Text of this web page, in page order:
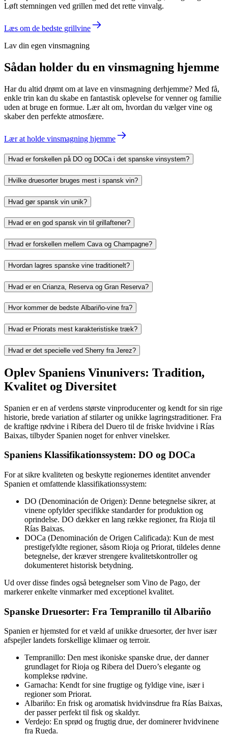
Løft stemningen ved grillen med det rette vinvalg.
Læs om de bedste grillvine
Lav din egen vinsmagning
Sådan holder du en vinsmagning hjemme
Har du altid drømt om at lave en vinsmagning derhjemme? Med få,
enkle trin kan du skabe en fantastisk oplevelse for venner og familie
uden at bruge en formue. Lær alt om, hvordan du vælger vine og
skaber den perfekte atmosfære.
Lær at holde vinsmagning hjemme
Hvad er forskellen på DO og DOCa i det spanske vinsystem?
Hvilke druesorter bruges mest i spansk vin?
Hvad gør spansk vin unik?
Hvad er en god spansk vin til grillaftener?
Hvad er forskellen mellem Cava og Champagne?
Hvordan lagres spanske vine traditionelt?
Hvad er en Crianza, Reserva og Gran Reserva?
Hvor kommer de bedste Albariño-vine fra?
Hvad er Priorats mest karakteristiske træk?
Hvad er det specielle ved Sherry fra Jerez?
Oplev Spaniens Vinunivers: Tradition,
Kvalitet og Diversitet
Spanien er en af verdens største vinproducenter og kendt for sin rige
historie, brede variation af stilarter og unikke lagringstraditioner. Fra
de kraftige rødvine i Ribera del Duero til de friske hvidvine i Rías
Baixas, tilbyder Spanien noget for enhver vinelsker.
Spaniens Klassifikationssystem: DO og DOCa
For at sikre kvaliteten og beskytte regionernes identitet anvender
Spanien et omfattende klassifikationssystem:
DO (Denominación de Origen): Denne betegnelse sikrer, at
vinene opfylder specifikke standarder for produktion og
oprindelse. DO dækker en lang række regioner, fra Rioja til
Rías Baixas.
DOCa (Denominación de Origen Calificada): Kun de mest
prestigefyldte regioner, såsom Rioja og Priorat, tildeles denne
betegnelse, der kræver strengere kvalitetskontroller og
dokumenteret historisk betydning.
Ud over disse findes også betegnelser som Vino de Pago, der
markerer enkelte vinmarker med exceptionel kvalitet.
Spanske Druesorter: Fra Tempranillo til Albariño
Spanien er hjemsted for et væld af unikke druesorter, der hver især
afspejler landets forskellige klimaer og terroir.
Tempranillo: Den mest ikoniske spanske drue, der danner
grundlaget for Rioja og Ribera del Duero’s elegante og
komplekse rødvine.
Garnacha: Kendt for sine frugtige og fyldige vine, især i
regioner som Priorat.
Albariño: En frisk og aromatisk hvidvinsdrue fra Rías Baixas,
der passer perfekt til fisk og skaldyr.
Verdejo: En sprød og frugtig drue, der dominerer hvidvinene
fra Rueda.